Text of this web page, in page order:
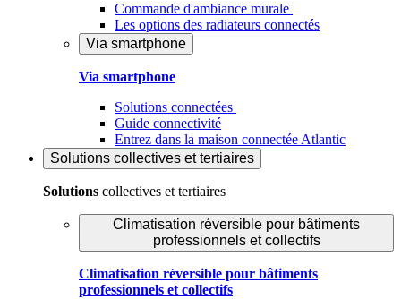
Commande d'ambiance murale
Les options des radiateurs connectés
Via smartphone
Via smartphone
Solutions connectées
Guide connectivité
Entrez dans la maison connectée Atlantic
Solutions collectives et tertiaires
Solutions collectives et tertiaires
Climatisation réversible pour bâtiments
professionnels et collectifs
Climatisation réversible pour bâtiments
professionnels et collectifs